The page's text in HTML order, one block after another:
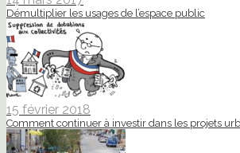
Démultiplier les usages de l’espace public
15 février 2018
Comment continuer à investir dans les projets